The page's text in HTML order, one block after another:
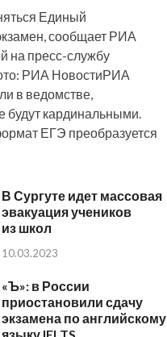
Единый
сообщает РИА
на пресс-службу
РИА НовостиРИА
в ведомстве,
будут кардинальными.
ЕГЭ преобразуется
В Сургуте идет массовая
эвакуация учеников
из школ
10.03.2023
«Ъ»: в России
приостановили сдачу
экзамена по английскому